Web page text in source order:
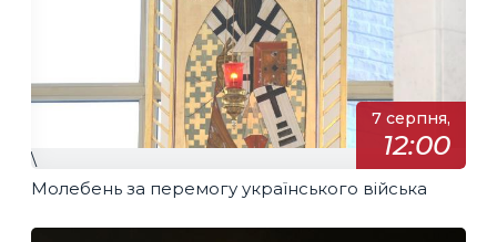
7 серпня,
12:00
\
Молебень за перемогу українського війська